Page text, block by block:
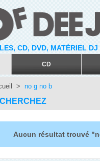
CD, DVD, MATÉRIEL
CD
> no g no b
Aucun résultat trouvé